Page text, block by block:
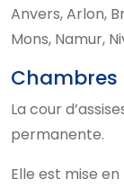
Anvers, Arlon,
Mons, Namur,
La cour
permanente.
Elle est mise